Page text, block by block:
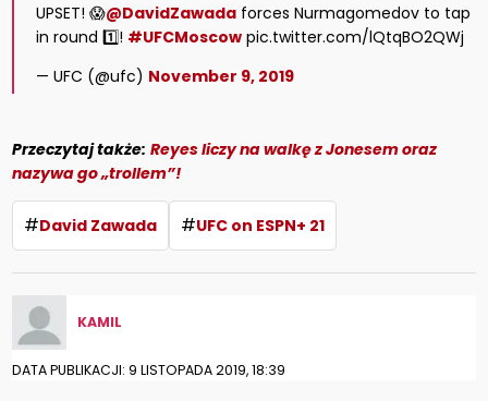
UPSET! 😱@DavidZawada forces Nurmagomedov to tap
in round 1️⃣! #UFCMoscow pic.twitter.com/lQtqBO2QWj
— UFC (@ufc) November 9, 2019
Przeczytaj także: Reyes liczy na walkę z Jonesem oraz
nazywa go „trollem”!
#David Zawada #UFC on ESPN+ 21
KAMIL
DATA PUBLIKACJI: 9 LISTOPADA 2019, 18:39